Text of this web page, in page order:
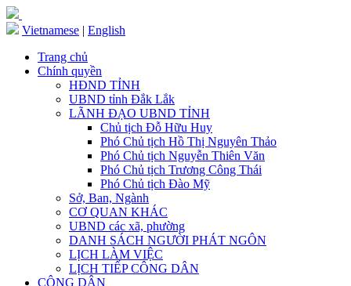
Vietnamese | English
Trang chủ
Chính quyền
HĐND TỈNH
UBND tỉnh Đắk Lắk
LÃNH ĐẠO UBND TỈNH
Chủ tịch Đỗ Hữu Huy
Phó Chủ tịch Hồ Thị Nguyên Thảo
Phó Chủ tịch Nguyễn Thiên Văn
Phó Chủ tịch Trương Công Thái
Phó Chủ tịch Đào Mỹ
Sở, Ban, Ngành
CƠ QUAN KHÁC
UBND các xã, phường
DANH SÁCH NGƯỜI PHÁT NGÔN
LỊCH LÀM VIỆC
LỊCH TIẾP CÔNG DÂN
CÔNG DÂN